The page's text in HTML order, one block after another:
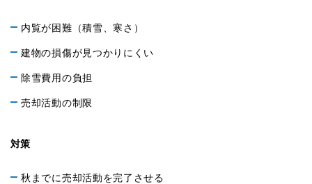
内覧が困難（積雪、寒さ）
建物の損傷が見つかりにくい
除雪費用の負担
売却活動の制限
対策
秋までに売却活動を完了させる